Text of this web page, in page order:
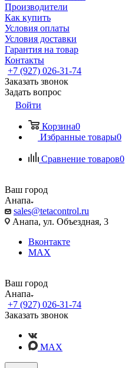
Производители
Как купить
Условия оплаты
Условия доставки
Гарантия на товар
Контакты
+7 (927) 026-31-74
Заказать звонок
Задать вопрос
Войти
Корзина0
Избранные товары0
Сравнение товаров0
Ваш город
Анапа
sales@tetacontrol.ru
Анапа, ул. Объездная, 3
Вконтакте
MAX
Ваш город
Анапа
+7 (927) 026-31-74
Заказать звонок
MAX